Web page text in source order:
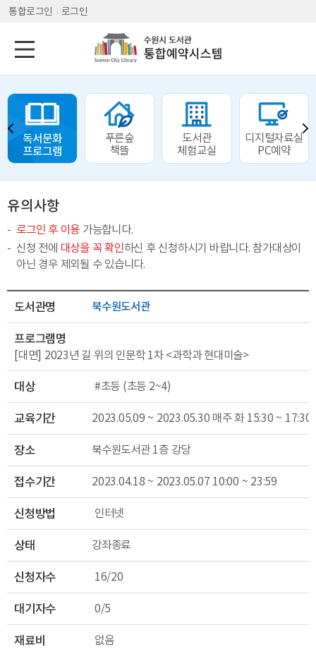
통합로그인 로그인
독서문화
프로그램
푸른숲
책뜰
도서관
체험교실
디지털자료실
PC예약
유의사항
로그인 후 이용 가능합니다.
신청 전에 대상을 꼭 확인하신 후 신청하시기 바랍니다. 참가대상이
아닌 경우 제외될 수 있습니다.
도서관명 북수원도서관
프로그램명
[대면] 2023년 길 위의 인문학 1차 <과학과 현대미술>
대상 #초등 (초등 2~4)
교육기간 2023.05.09 ~ 2023.05.30 매주 화 15:30 ~ 17:30
장소 북수원도서관 1층 강당
접수기간 2023.04.18 ~ 2023.05.07 10:00 ~ 23:59
신청방법 인터넷
상태 강좌종료
신청자수 16/20
대기자수 0/5
재료비 없음